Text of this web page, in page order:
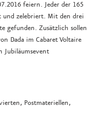
feiern. Jeder der 165
und zelebriert. Mit den drei
gefunden. Zusätzlich sollen
Dada im Cabaret Voltaire
Jubiläumsevent
Postmateriellen,